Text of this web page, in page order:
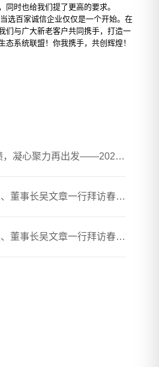
同时也给我们提了更高的要求。
选百家诚信企业仅仅是一个开始。在
们与广大新老客户共同携手，打造一
态系统联盟！你我携手，共创辉煌！
理清思路 拼出业绩，凝心聚力再出发——2026年春煦年中会议暨团建活动圆满落幕
钢之家网站创始人、董事长吴文章一行拜访春煦钢铁胶州加工厂
钢之家网站创始人、董事长吴文章一行拜访春煦钢铁贸易（上海）有限公司